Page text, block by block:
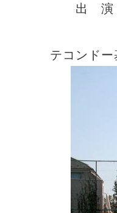
出 演 ：
テコンド